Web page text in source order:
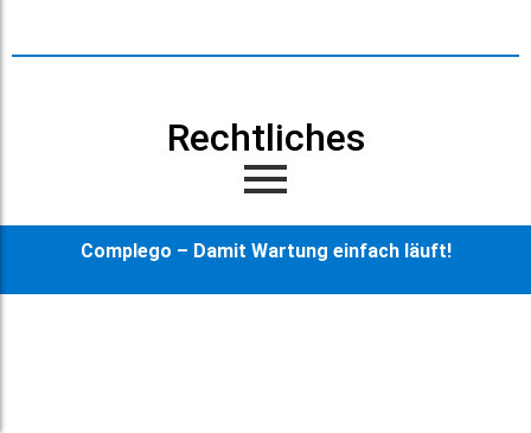
Rechtliches
Complego – Damit Wartung einfach läuft!